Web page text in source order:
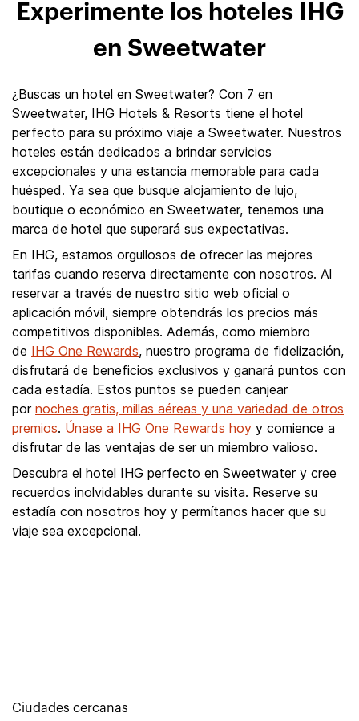
Experimente los hoteles IHG
en Sweetwater
¿Buscas un hotel en Sweetwater? Con 7 en
Sweetwater, IHG Hotels & Resorts tiene el hotel
perfecto para su próximo viaje a Sweetwater. Nuestros
hoteles están dedicados a brindar servicios
excepcionales y una estancia memorable para cada
huésped. Ya sea que busque alojamiento de lujo,
boutique o económico en Sweetwater, tenemos una
marca de hotel que superará sus expectativas.
En IHG, estamos orgullosos de ofrecer las mejores
tarifas cuando reserva directamente con nosotros. Al
reservar a través de nuestro sitio web oficial o
aplicación móvil, siempre obtendrás los precios más
competitivos disponibles. Además, como miembro
de IHG One Rewards, nuestro programa de fidelización,
disfrutará de beneficios exclusivos y ganará puntos con
cada estadía. Estos puntos se pueden canjear
por noches gratis, millas aéreas y una variedad de otros
premios. Únase a IHG One Rewards hoy y comience a
disfrutar de las ventajas de ser un miembro valioso.
Descubra el hotel IHG perfecto en Sweetwater y cree
recuerdos inolvidables durante su visita. Reserve su
estadía con nosotros hoy y permítanos hacer que su
viaje sea excepcional.
Ciudades cercanas